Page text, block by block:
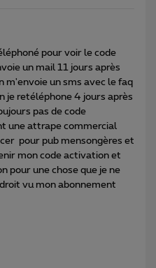
pour voir le code
un mail 11 jours après
m'envoie un sms avec le faq
je retéléphone 4 jours après
pas de code
une attrape commercial
pour pub mensongères et
mon code activation et
pour une chose que je ne
vu mon abonnement